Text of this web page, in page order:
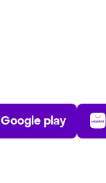
Play Store
Google play